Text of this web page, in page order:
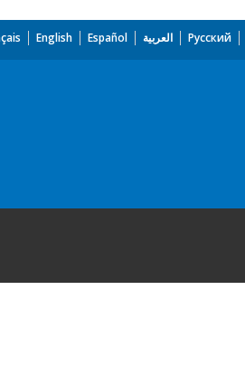
English Español العربية Русский